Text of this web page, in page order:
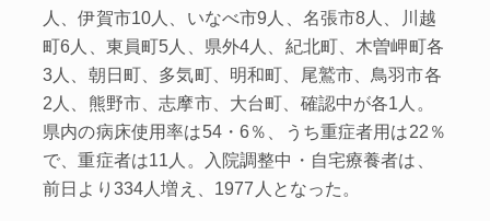
人、伊賀市10人、いなべ市9人、名張市8人、川越
町6人、東員町5人、県外4人、紀北町、木曽岬町各
3人、朝日町、多気町、明和町、尾鷲市、鳥羽市各
2人、熊野市、志摩市、大台町、確認中が各1人。
県内の病床使用率は54・6％、うち重症者用は22％
で、重症者は11人。入院調整中・自宅療養者は、
前日より334人増え、1977人となった。